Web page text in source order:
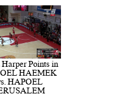
Harper Points in
HAEMEK
HAPOEL